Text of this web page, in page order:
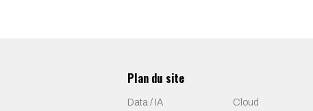
Plan du site
Data / IA Cloud